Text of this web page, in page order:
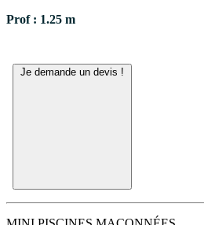
Prof : 1.25 m
Je demande un devis !